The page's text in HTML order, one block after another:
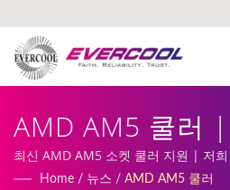
AMD AM5 쿨러
루미늄 압출 쿨
최신 AMD AM5 소켓 쿨러 지원 | 저
히트싱크 생산 및 제조가 포함됩니다.
Home / 뉴스 / AMD AM5 쿨러